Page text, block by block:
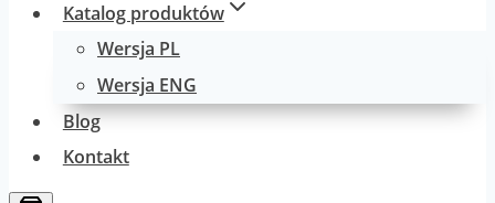
Katalog produktów
Wersja PL
Wersja ENG
Blog
Kontakt